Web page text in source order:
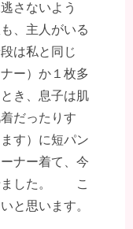
さないよう
、主人がいる
は私と同じ
ー）か１枚多
き、息子は肌
だったりす
す）に短パン
ナー着て、今
ました。 こ
と思います。